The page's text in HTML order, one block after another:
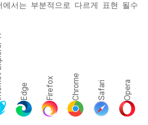
에서는 부분적으로 다르게 표현 될수
11 Edge Firefox Chrome Safari Opera